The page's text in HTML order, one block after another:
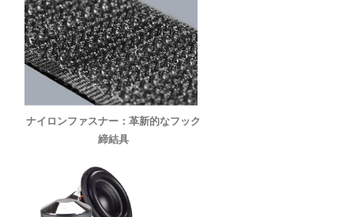
ナイロンファスナー：革新的なフック
締結具